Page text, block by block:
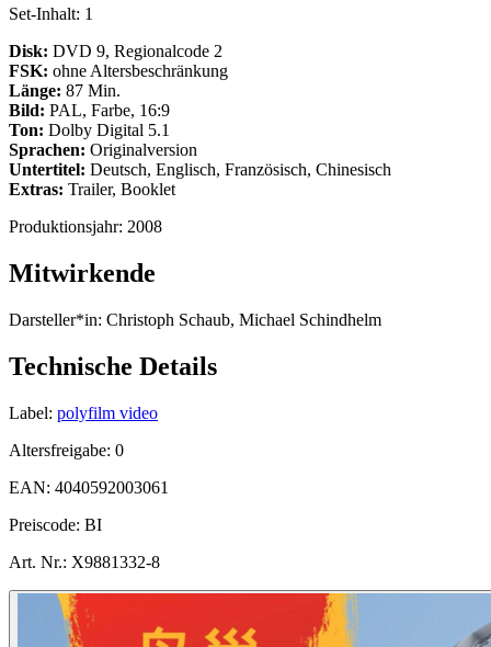
Set-Inhalt: 1
Disk: DVD 9, Regionalcode 2
FSK: ohne Altersbeschränkung
Länge: 87 Min.
Bild: PAL, Farbe, 16:9
Ton: Dolby Digital 5.1
Sprachen: Originalversion
Untertitel: Deutsch, Englisch, Französisch, Chinesisch
Extras: Trailer, Booklet
Produktionsjahr: 2008
Mitwirkende
Darsteller*in: Christoph Schaub, Michael Schindhelm
Technische Details
Label: polyfilm video
Altersfreigabe: 0
EAN: 4040592003061
Preiscode: BI
Art. Nr.: X9881332-8